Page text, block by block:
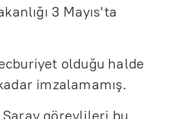
3 Mayıs'ta
olduğu halde
imzalamamış.
görevlileri bu